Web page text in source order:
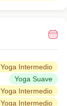
Yoga Intermedio
Yoga Suave
Yoga Intermedio
Yoga Intermedio